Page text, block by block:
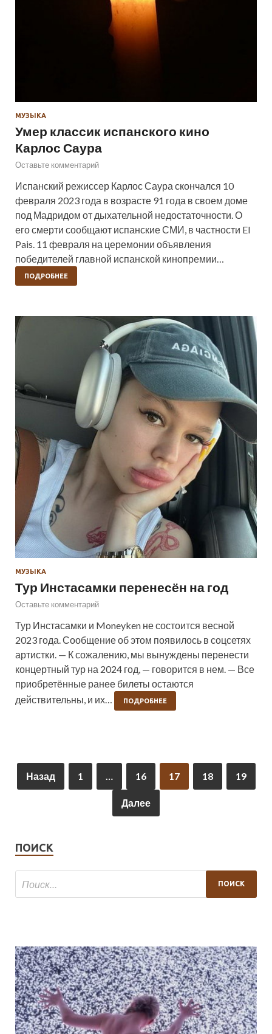
МУЗЫКА
Умер классик испанского кино
Карлос Саура
Оставьте комментарий
Испанский режиссер Карлос Саура скончался 10
февраля 2023 года в возрасте 91 года в своем доме
под Мадридом от дыхательной недостаточности. О
его смерти сообщают испанские СМИ, в частности El
Pais. 11 февраля на церемонии объявления
победителей главной испанской кинопремии…
ПОДРОБНЕЕ
МУЗЫКА
Тур Инстасамки перенесён на год
Оставьте комментарий
Тур Инстасамки и Moneyken не состоится весной
2023 года. Сообщение об этом появилось в соцсетях
артистки. — К сожалению, мы вынуждены перенести
концертный тур на 2024 год, — говорится в нем. — Все
приобретённые ранее билеты остаются
действительны, и их…
ПОДРОБНЕЕ
Назад 1 … 16 17 18 19
Далее
ПОИСК